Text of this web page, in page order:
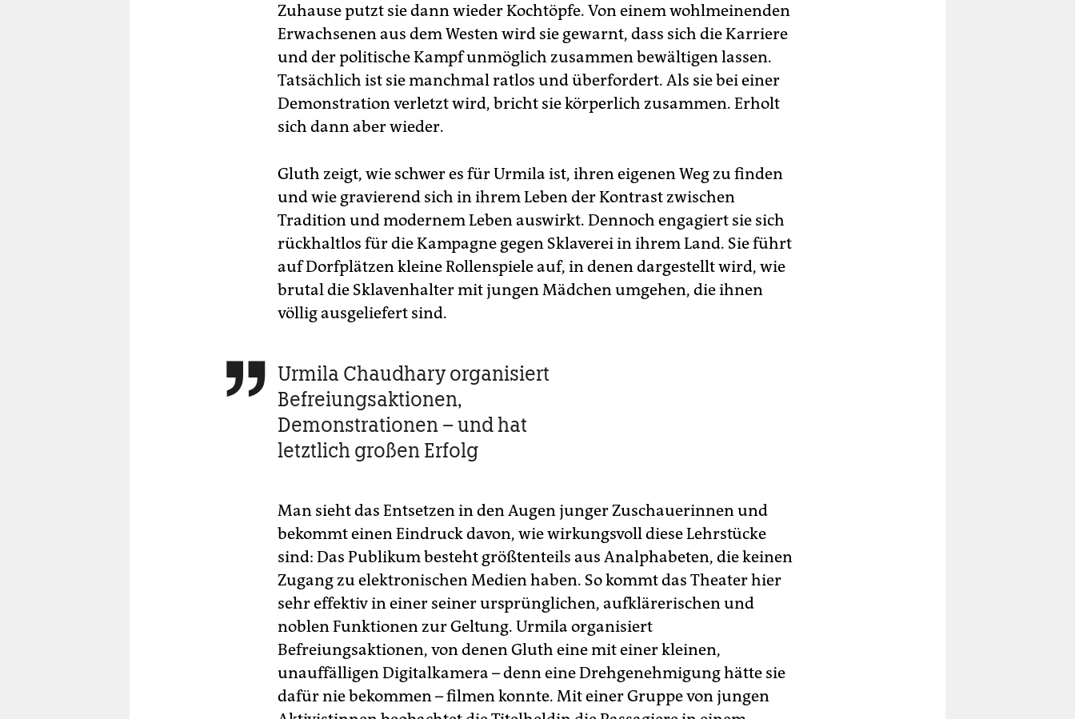
Zuhause putzt sie dann wieder Kochtöpfe. Von einem wohlmeinenden
Erwachsenen aus dem Westen wird sie gewarnt, dass sich die Karriere
und der politische Kampf unmöglich zusammen bewältigen lassen.
Tatsächlich ist sie manchmal ratlos und überfordert. Als sie bei einer
Demonstration verletzt wird, bricht sie körperlich zusammen. Erholt
sich dann aber wieder.
Gluth zeigt, wie schwer es für Urmila ist, ihren eigenen Weg zu finden
und wie gravierend sich in ihrem Leben der Kontrast zwischen
Tradition und modernem Leben auswirkt. Dennoch engagiert sie sich
rückhaltlos für die Kampagne gegen Sklaverei in ihrem Land. Sie führt
auf Dorfplätzen kleine Rollenspiele auf, in denen dargestellt wird, wie
brutal die Sklavenhalter mit jungen Mädchen umgehen, die ihnen
völlig ausgeliefert sind.
 Urmila Chaudhary organisiert
Befreiungsaktionen,
Demonstrationen – und hat
letztlich großen Erfolg
Man sieht das Entsetzen in den Augen junger Zuschauerinnen und
bekommt einen Eindruck davon, wie wirkungsvoll diese Lehrstücke
sind: Das Publikum besteht größtenteils aus Analphabeten, die keinen
Zugang zu elektronischen Medien haben. So kommt das Theater hier
sehr effektiv in einer seiner ursprünglichen, aufklärerischen und
noblen Funktionen zur Geltung. Urmila organisiert
Befreiungsaktionen, von denen Gluth eine mit einer kleinen,
unauffälligen Digitalkamera – denn eine Drehgenehmigung hätte sie
dafür nie bekommen – filmen konnte. Mit einer Gruppe von jungen